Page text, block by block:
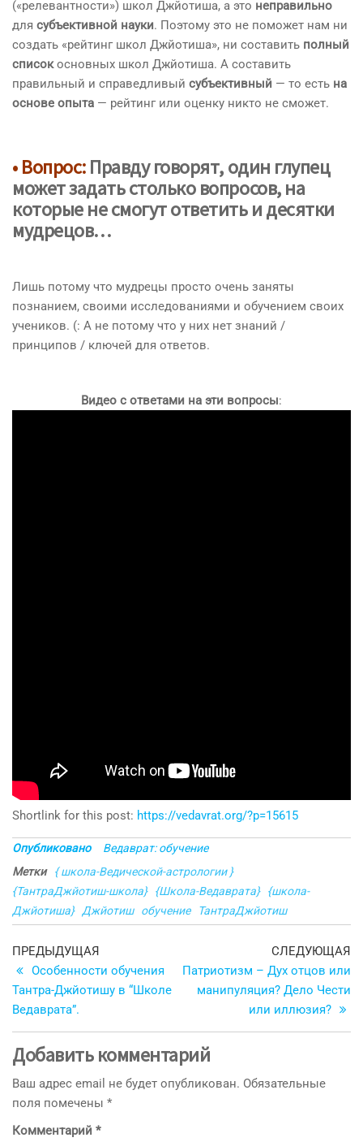
(«релевантности») школ Джйотиша, а это неправильно
для субъективной науки. Поэтому это не поможет нам ни
создать «рейтинг школ Джйотиша», ни составить полный
списокосновных школ Джйотиша. А составить
правильный и справедливый субъективный — то есть на
основе опыта — рейтинг или оценку никто не сможет.
• Вопрос:Правду говорят, один глупец
может задать столько вопросов, на
которые не смогут ответить и десятки
мудрецов…
Лишь потому что мудрецы просто очень заняты
познанием, своими исследованиями и обучением своих
учеников. (: А не потому что у них нет знаний /
принципов / ключей для ответов.
Видео с ответами на эти вопросы:
Shortlink for this post: https://vedavrat.org/?p=15615
Опубликовано
Ведаврат: обучение
Метки
{ школа-Ведической-астрологии }
{ТантраДжйотиш-школа}
{Школа-Ведаврата}
{школа-
Джйотиша}
Джйотиш обучение ТантраДжйотиш
Навигация
по
записям
Предыдущая
запись
ПРЕДЫДУЩАЯ
Особенности обучения
Тантра-Джйотишу в “Школе
Ведаврата”.
СЛЕДУЮЩАЯ
Патриотизм – Дух отцов или
манипуляция? Дело Чести
или иллюзия?
Добавить комментарий
Ваш адрес email не будет опубликован. Обязательные
поля помечены *
Комментарий *